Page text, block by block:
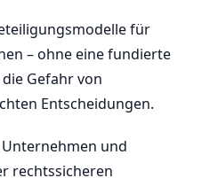
für
– ohne eine fundierte
Gefahr von
Entscheidungen.
und
rechtssicheren